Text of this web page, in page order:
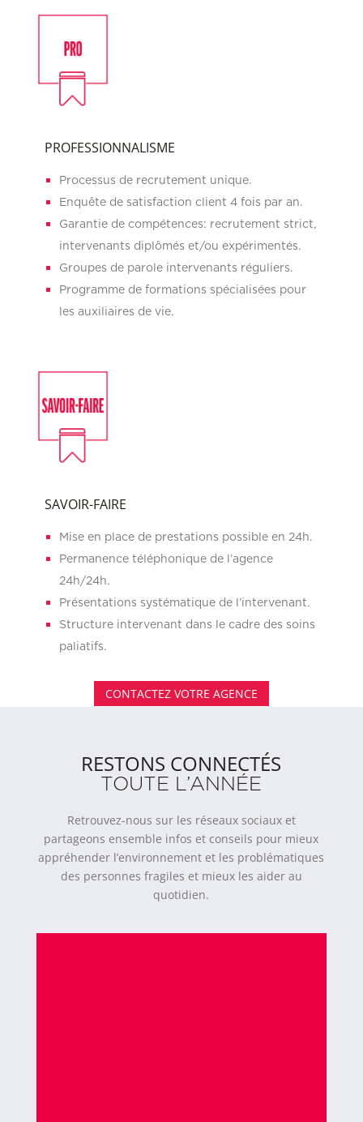
PROFESSIONNALISME
Processus de recrutement unique.
Enquête de satisfaction client 4 fois par an.
Garantie de compétences: recrutement strict,
intervenants diplômés et/ou expérimentés.
Groupes de parole intervenants réguliers.
Programme de formations spécialisées pour
les auxiliaires de vie.
SAVOIR-FAIRE
Mise en place de prestations possible en 24h.
Permanence téléphonique de l’agence
24h/24h.
Présentations systématique de l’intervenant.
Structure intervenant dans le cadre des soins
paliatifs.
CONTACTEZ VOTRE AGENCE
RESTONS CONNECTÉS
TOUTE L’ANNÉE
Retrouvez-nous sur les réseaux sociaux et
partageons ensemble infos et conseils pour mieux
appréhender l’environnement et les problématiques
des personnes fragiles et mieux les aider au
quotidien.